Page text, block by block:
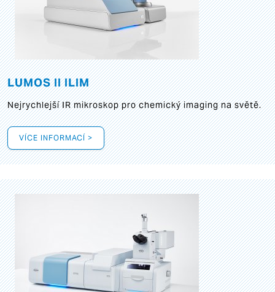
LUMOS II ILIM
Nejrychlejší IR mikroskop pro chemický imaging na světě.
VÍCE INFORMACÍ >